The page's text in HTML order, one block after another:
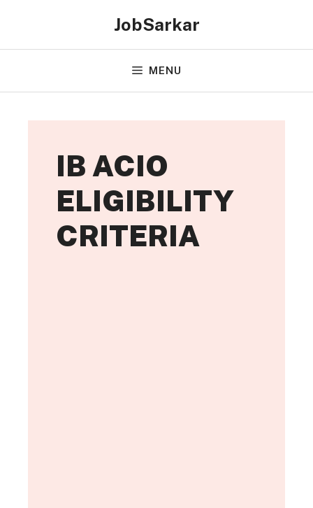
JobSarkar
MENU
IB ACIO
ELIGIBILITY
CRITERIA